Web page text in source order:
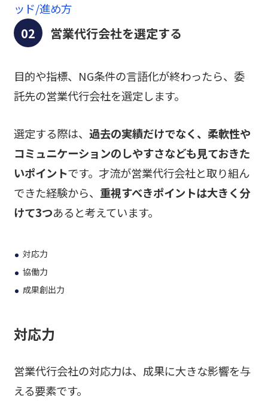
ッド/進め方
営業代行会社を選定する
目的や指標、NG条件の言語化が終わったら、委
託先の営業代行会社を選定します。
選定する際は、 過去の実績だけでなく、柔軟性や
コミュニケーションのしやすさなども見ておきた
いポイントです。才流が営業代行会社と取り組ん
できた経験から、 重視すべきポイントは大きく分
けて3つあると考えています。
対応力
協働力
成果創出力
対応力
営業代行会社の対応力は、成果に大きな影響を与
える要素です。